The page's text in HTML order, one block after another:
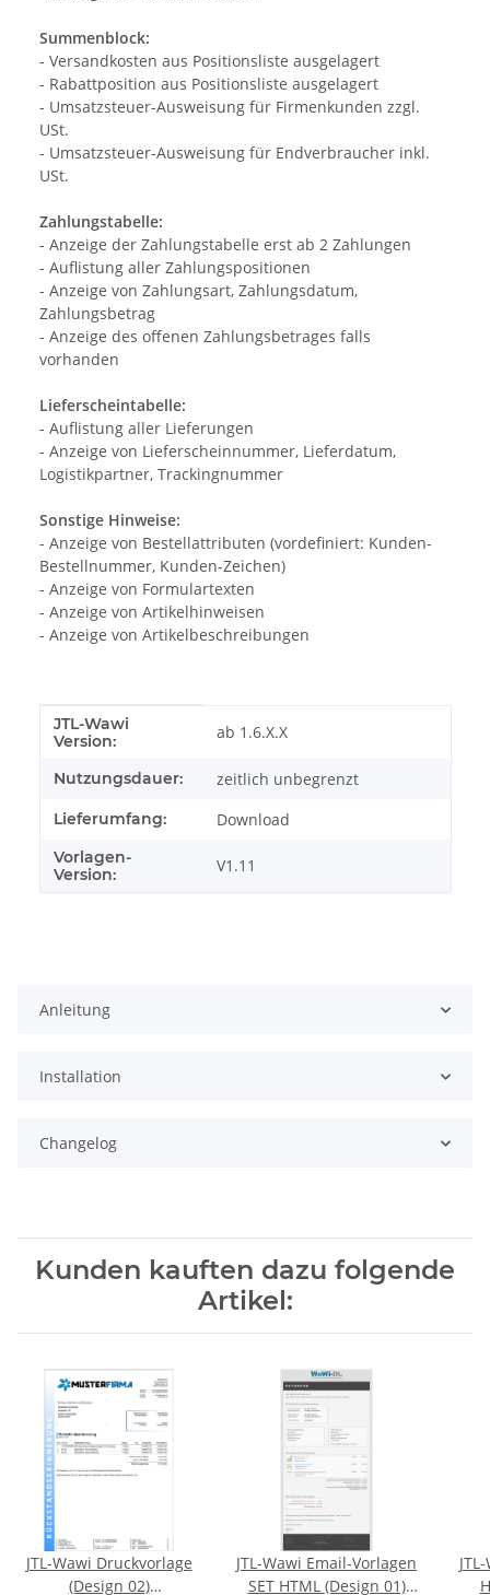
Summenblock:
- Versandkosten aus Positionsliste ausgelagert
- Rabattposition aus Positionsliste ausgelagert
- Umsatzsteuer-Ausweisung für Firmenkunden zzgl.
USt.
- Umsatzsteuer-Ausweisung für Endverbraucher inkl.
USt.
Zahlungstabelle:
- Anzeige der Zahlungstabelle erst ab 2 Zahlungen
- Auflistung aller Zahlungspositionen
- Anzeige von Zahlungsart, Zahlungsdatum,
Zahlungsbetrag
- Anzeige des offenen Zahlungsbetrages falls
vorhanden
Lieferscheintabelle:
- Auflistung aller Lieferungen
- Anzeige von Lieferscheinnummer, Lieferdatum,
Logistikpartner, Trackingnummer
Sonstige Hinweise:
- Anzeige von Bestellattributen (vordefiniert: Kunden-
Bestellnummer, Kunden-Zeichen)
- Anzeige von Formulartexten
- Anzeige von Artikelhinweisen
- Anzeige von Artikelbeschreibungen
Produkteigenschaft
Wert
JTL-Wawi
Version:
ab 1.6.X.X
Nutzungsdauer: zeitlich unbegrenzt
Lieferumfang: Download
Vorlagen-
Version:
V1.11
Anleitung
Installation
Changelog
Kunden kauften dazu folgende
Artikel:
JTL-Wawi Druckvorlage
(Design 02)
JTL-Wawi Email-Vorlagen
SET HTML (Design 01)